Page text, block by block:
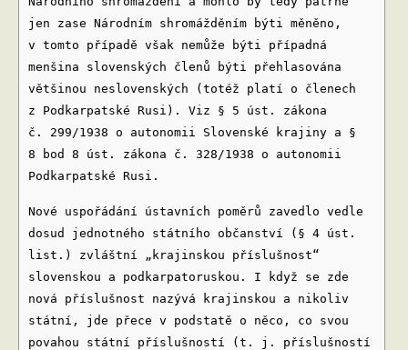
jen zase Národním shromážděním býti měněno,
v tomto případě však nemůže býti případná
menšina slovenských členů býti přehlasována
většinou neslovenských (totéž platí o členech
z Podkarpatské Rusi). Viz § 5 úst. zákona
č. 299/1938 o autonomii Slovenské krajiny a §
8 bod 8 úst. zákona č. 328/1938 o autonomii
Podkarpatské Rusi.
Nové uspořádání ústavních poměrů zavedlo vedle
dosud jednotného státního občanství (§ 4 úst.
list.) zvláštní „krajinskou příslušnost“
slovenskou a podkarpatoruskou. I když se zde
nová příslušnost nazývá krajinskou a nikoliv
státní, jde přece v podstatě o něco, co svou
povahou státní příslušností (t. j. příslušností